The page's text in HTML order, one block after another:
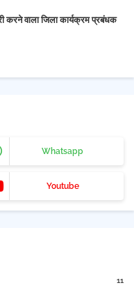
करने वाला जिला कार्यक्रम प्रबंधक
Whatsapp
Youtube
11